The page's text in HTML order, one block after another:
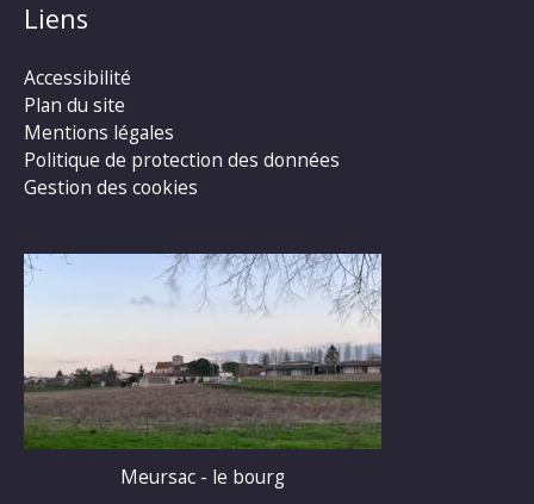
Liens
Accessibilité
Plan du site
Mentions légales
Politique de protection des données
Gestion des cookies
Meursac - le bourg